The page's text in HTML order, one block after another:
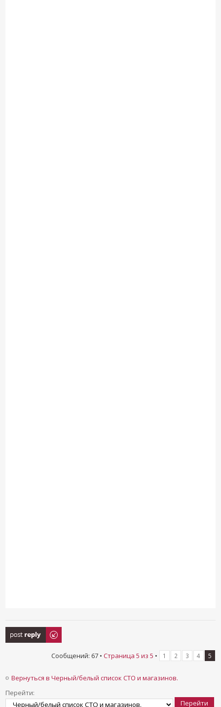
Ответить
Сообщений: 67 • Страница 5 из 5 • 1 2 3 4 5
Вернуться в Черный/белый список СТО и магазинов.
Перейти: